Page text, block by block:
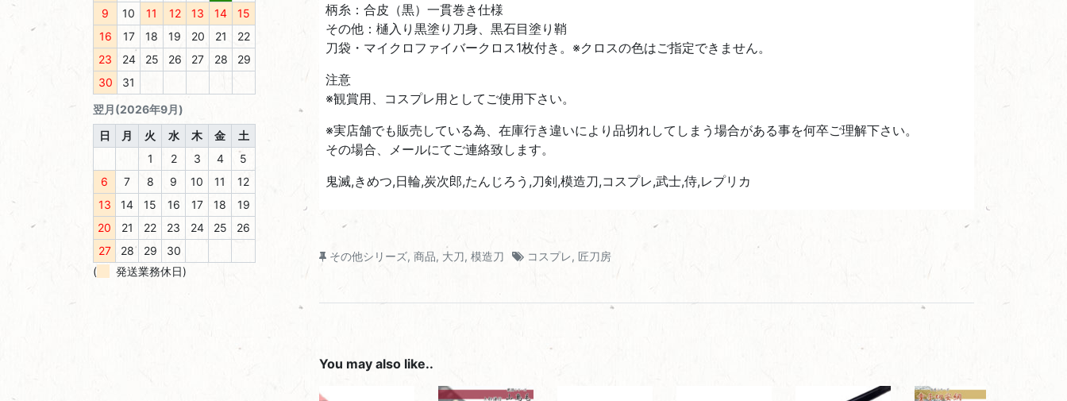
柄糸：合皮（黒）一貫巻き仕様
その他：樋入り黒塗り刀身、黒石目塗り鞘
刀袋・マイクロファイバークロス1枚付き。※クロスの色はご指定できません。
注意
※観賞用、コスプレ用としてご使用下さい。
※実店舗でも販売している為、在庫行き違いにより品切れしてしまう場合がある事を何卒ご理解下さい。
その場合、メールにてご連絡致します。
鬼滅,きめつ,日輪,炭次郎,たんじろう,刀剣,模造刀,コスプレ,武士,侍,レプリカ
その他シリーズ, 商品, 大刀, 模造刀 コスプレ, 匠刀房
You may also like..
9
10 11 12 13 14
15
16
17 18 19 20 21
22
23
24 25 26 27 28
29
30
31
翌月(2026年9月)
日
月 火 水 木 金
土
1
2 3 4
5
6
7 8 9 10 11
12
13
14 15 16 17 18
19
20
21 22 23 24 25
26
27
28 29
30
(
発送業務休日)